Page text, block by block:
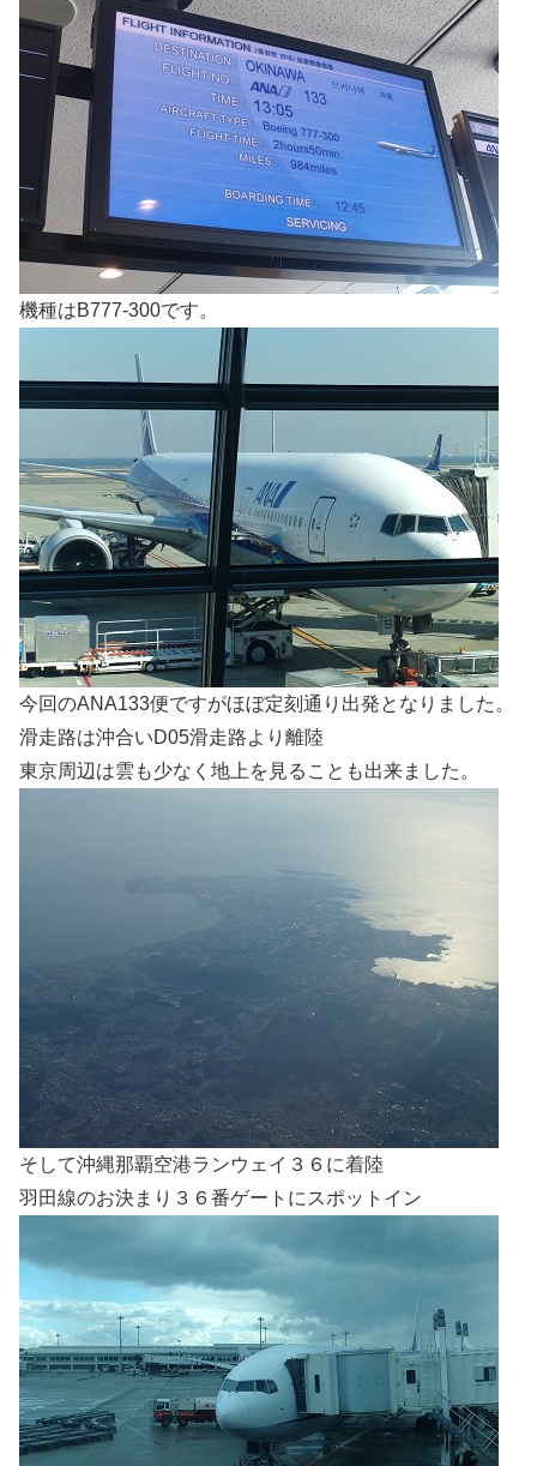
機種はB777-300です。
今回のANA133便ですがほぼ定刻通り出発となりました。
滑走路は沖合いD05滑走路より離陸
東京周辺は雲も少なく地上を見ることも出来ました。
そして沖縄那覇空港ランウェイ３６に着陸
羽田線のお決まり３６番ゲートにスポットイン